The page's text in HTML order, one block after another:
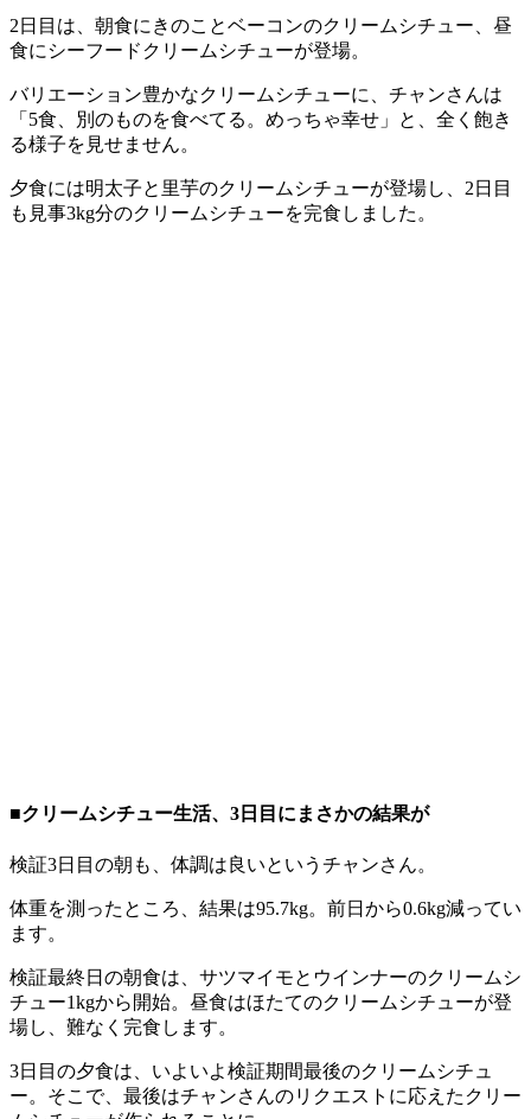
2日目は、朝食にきのことベーコンのクリームシチュー、昼
食にシーフードクリームシチューが登場。
バリエーション豊かなクリームシチューに、チャンさんは
「5食、別のものを食べてる。めっちゃ幸せ」と、全く飽き
る様子を見せません。
夕食には明太子と里芋のクリームシチューが登場し、2日目
も見事3kg分のクリームシチューを完食しました。
■クリームシチュー生活、3日目にまさかの結果が
検証3日目の朝も、体調は良いというチャンさん。
体重を測ったところ、結果は95.7kg。前日から0.6kg減ってい
ます。
検証最終日の朝食は、サツマイモとウインナーのクリームシ
チュー1kgから開始。昼食はほたてのクリームシチューが登
場し、難なく完食します。
3日目の夕食は、いよいよ検証期間最後のクリームシチュ
ー。そこで、最後はチャンさんのリクエストに応えたクリー